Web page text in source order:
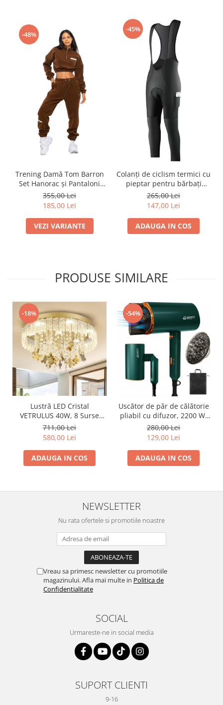
-48%
Trening Damă Tom Barron
Set Hanorac și Pantaloni
Casual Fleece
355,00 Lei
185,00 Lei
VEZI VARIANTE
-45%
Colanți de ciclism termici cu
pieptar pentru bărbați
şezut căptuşit rezistent la
vânt până la -10°C – Negru
Pantaloni Lungi Ciclism cu
Bretele CEROTIPOLAR |
Bazon 4D | Compresie |
265,00 Lei
147,00 Lei
ADAUGA IN COS
PRODUSE SIMILARE
-18%
Lustră LED Cristal
VETRULUS 40W, 8 Surse
LED, 3 Temperaturi de
Culoare, Design Modern
Auriu, Ø50 × 20 cm
711,00 Lei
580,00 Lei
ADAUGA IN COS
-54%
Uscător de păr de călătorie
pliabil cu difuzor, 2200 W,
tehnologie ionică
280,00 Lei
129,00 Lei
ADAUGA IN COS
NEWSLETTER
Nu rata ofertele si promotiile noastre
Vreau sa primesc newsletter cu promotiile
magazinului. Afla mai multe in Politica de
Confidentialitate
SOCIAL
Urmareste-ne in social media
SUPORT CLIENTI
9-16